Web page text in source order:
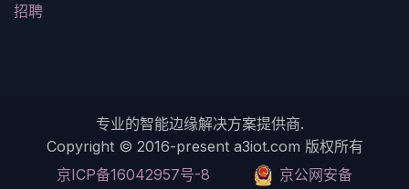
招聘
专业的智能边缘解决方案提供商.
Copyright © 2016-present a3iot.com 版权所有
京ICP备16042957号-8
​京公网安备